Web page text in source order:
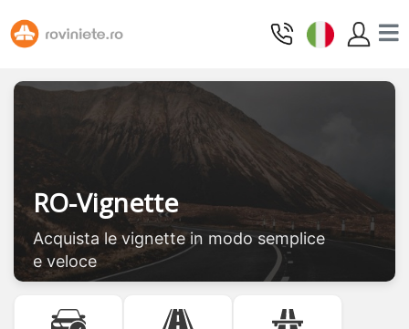
RO-Vignette
Acquista le vignette in modo semplice
e veloce